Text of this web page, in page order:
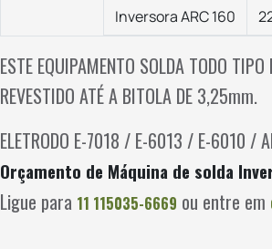
Inversora ARC 160
ESTE EQUIPAMENTO SOLDA TODO TIPO
REVESTIDO ATÉ A BITOLA DE 3,25mm.
ELETRODO E-7018 / E-6013 / E-6010 /
Orçamento de Máquina de solda
Ligue para 11 115035-6669 ou entre em